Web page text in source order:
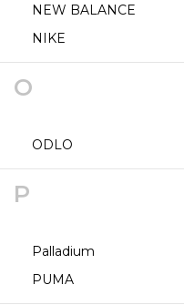
NEW BALANCE
NIKE
O
ODLO
P
Palladium
PUMA